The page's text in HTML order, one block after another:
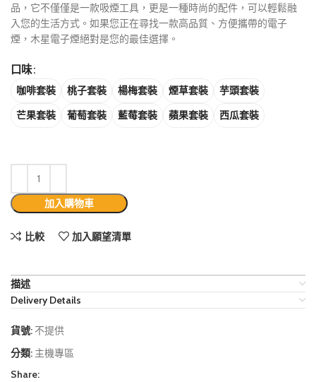
品，它不僅僅是一款吸煙工具，更是一種時尚的配件，可以輕鬆融
入您的生活方式。如果您正在尋找一款高品質、方便攜帶的電子
煙，木星電子煙絕對是您的最佳選擇。
口味
咖啡套裝 桃子套裝 楊梅套裝 煙草套裝
芋頭套裝
芒果套裝
葡萄套裝 藍莓套裝 蘋果套裝 西瓜套裝
加入購物車
比較 加入願望清單
描述
Delivery Details
貨號: 不提供
分類: 主機專區
Share: